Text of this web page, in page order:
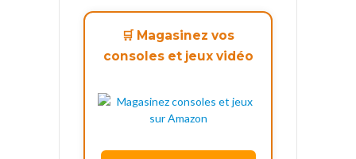
🛒 Magasinez vos
consoles et jeux vidéo